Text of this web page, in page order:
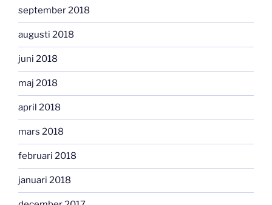
september 2018
augusti 2018
juni 2018
maj 2018
april 2018
mars 2018
februari 2018
januari 2018